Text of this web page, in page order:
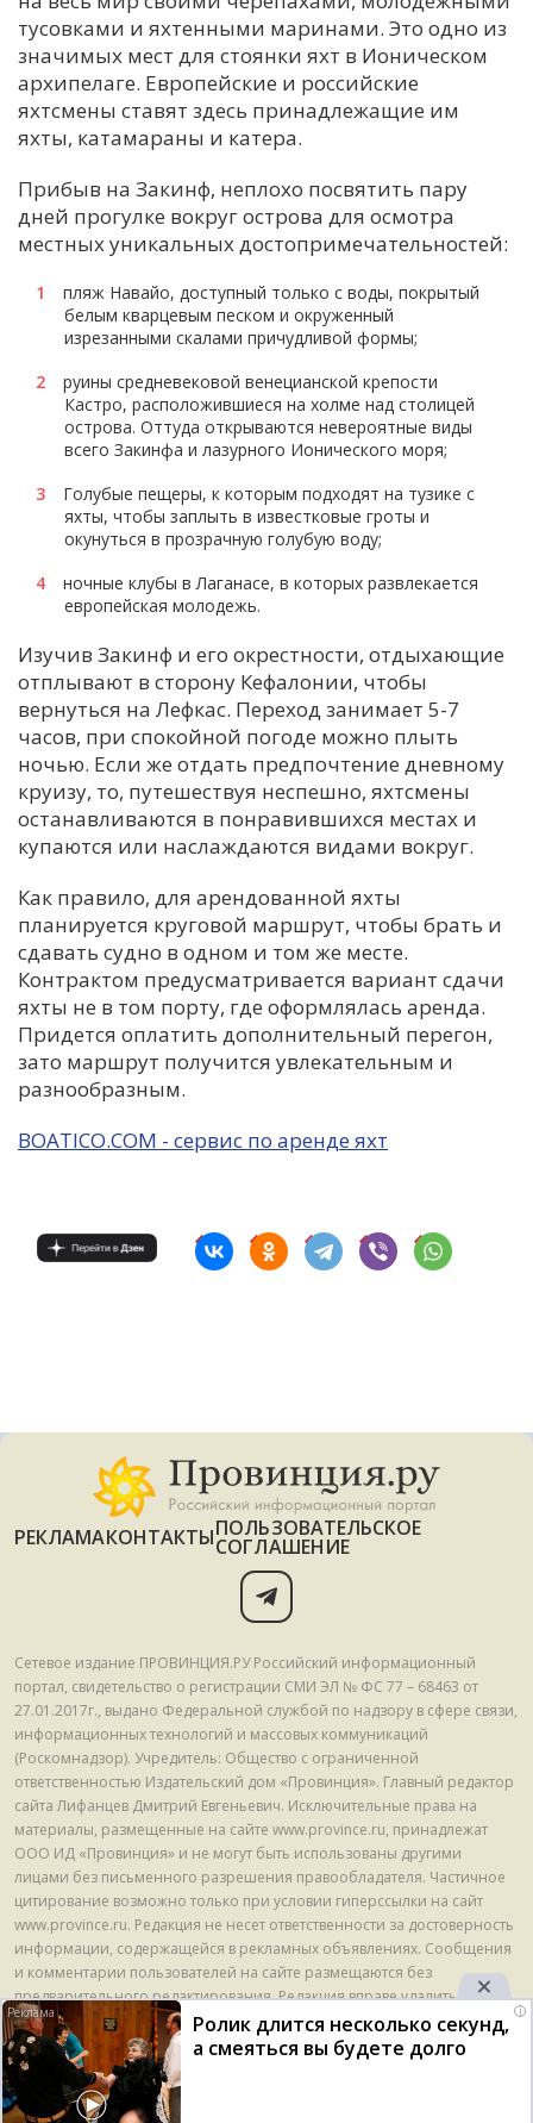
тусовками и яхтенными маринами. Это одно из
значимых мест для стоянки яхт в Ионическом
архипелаге. Европейские и российские
яхтсмены ставят здесь принадлежащие им
яхты, катамараны и катера.
Прибыв на Закинф, неплохо посвятить пару
дней прогулке вокруг острова для осмотра
местных уникальных достопримечательностей:
пляж Навайо, доступный только с воды, покрытый
белым кварцевым песком и окруженный
изрезанными скалами причудливой формы;
руины средневековой венецианской крепости
Кастро, расположившиеся на холме над столицей
острова. Оттуда открываются невероятные виды
всего Закинфа и лазурного Ионического моря;
Голубые пещеры, к которым подходят на тузике с
яхты, чтобы заплыть в известковые гроты и
окунуться в прозрачную голубую воду;
ночные клубы в Лаганасе, в которых развлекается
европейская молодежь.
Изучив Закинф и его окрестности, отдыхающие
отплывают в сторону Кефалонии, чтобы
вернуться на Лефкас. Переход занимает 5-7
часов, при спокойной погоде можно плыть
ночью. Если же отдать предпочтение дневному
круизу, то, путешествуя неспешно, яхтсмены
останавливаются в понравившихся местах и
купаются или наслаждаются видами вокруг.
Как правило, для арендованной яхты
планируется круговой маршрут, чтобы брать и
сдавать судно в одном и том же месте.
Контрактом предусматривается вариант сдачи
яхты не в том порту, где оформлялась аренда.
Придется оплатить дополнительный перегон,
зато маршрут получится увлекательным и
разнообразным.
BOATICO.COM - сервис по аренде яхт
РЕКЛАМАКОНТАКТЫПОЛЬЗОВАТЕЛЬСКОЕ
СОГЛАШЕНИЕ
Сетевое издание ПРОВИНЦИЯ.РУ Российский информационный
портал, свидетельство о регистрации СМИ ЭЛ № ФС 77 – 68463 от
27.01.2017г., выдано Федеральной службой по надзору в сфере связи,
информационных технологий и массовых коммуникаций
(Роскомнадзор). Учредитель: Общество с ограниченной
ответственностью Издательский дом «Провинция». Главный редактор
сайта Лифанцев Дмитрий Евгеньевич. Исключительные права на
материалы, размещенные на сайте www.province.ru, принадлежат
ООО ИД «Провинция» и не могут быть использованы другими
лицами без письменного разрешения правообладателя. Частичное
цитирование возможно только при условии гиперссылки на сайт
www.province.ru. Редакция не несет ответственности за достоверность
информации, содержащейся в рекламных объявлениях. Сообщения
и комментарии пользователей на сайте размещаются без
предварительного редактирования. Редакция вправе удалить с сайта
указанные сообщения и комментарии, в случае если они нарушают
требования законодательства. E-mail - info@province.ru. Этот адрес
электронной почты защищен от спам-ботов. У вас должен быть
включен JavaScript для просмотра. Tел. +7 495 789 42 70. На
информационном ресурсе применяются рекомендательные
i
Ролик длится несколько секунд,
а смеяться вы будете долго